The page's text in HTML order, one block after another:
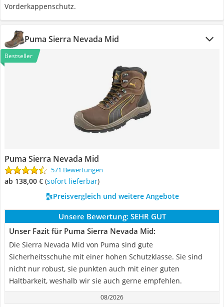
Vorderkappenschutz.
Puma Sierra Nevada Mid
Bestseller
Puma Sierra Nevada Mid
571 Bewertungen
ab 138,00 € ( Sofort lieferbar)
Preisvergleich und weitere Angebote
Unsere Bewertung: SEHR GUT
Unser Fazit für Puma Sierra Nevada Mid:
Die Sierra Nevada Mid von Puma sind gute
Sicherheitsschuhe mit einer hohen Schutzklasse. Sie sind
nicht nur robust, sie punkten auch mit einer guten
Haltbarkeit, weshalb wir sie auch gerne empfehlen.
08/2026